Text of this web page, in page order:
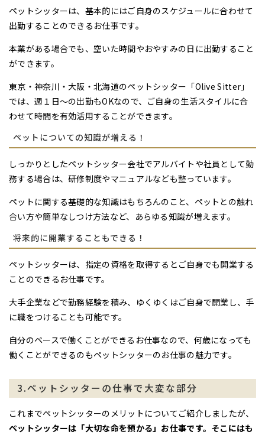
ペットシッターは、基本的にはご自身のスケジュールに合わせて
出勤することのできるお仕事です。
本業がある場合でも、空いた時間やおやすみの日に出勤すること
ができます。
東京・神奈川・大阪・北海道のペットシッター「Olive Sitter」
では、週１日〜の出勤もOKなので、ご自身の生活スタイルに合
わせて時間を有効活用することができます。
ペットについての知識が増える！
しっかりとしたペットシッター会社でアルバイトや社員として勤
務する場合は、研修制度やマニュアルなども整っています。
ペットに関する基礎的な知識はもちろんのこと、ペットとの触れ
合い方や簡単なしつけ方法など、あらゆる知識が増えます。
将来的に開業することもできる！
ペットシッターは、指定の資格を取得するとご自身でも開業する
ことのできるお仕事です。
大手企業などで勤務経験を積み、ゆくゆくはご自身で開業し、手
に職をつけることも可能です。
自分のペースで働くことができるお仕事なので、何歳になっても
働くことができるのもペットシッターのお仕事の魅力です。
3.ペットシッターの仕事で大変な部分
これまでペットシッターのメリットについてご紹介しましたが、
ペットシッターは「大切な命を預かる」お仕事です。そこにはも